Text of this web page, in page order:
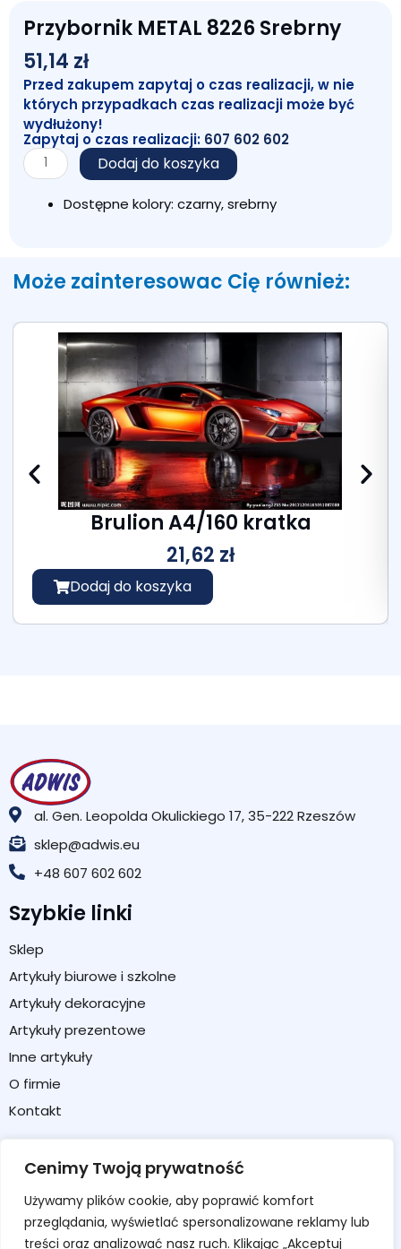
Cenimy Twoją prywatność
Używamy plików cookie, aby poprawić komfort
przeglądania, wyświetlać spersonalizowane reklamy lub
treści oraz analizować nasz ruch. Klikając „Akceptuj
Przybornik METAL 8226 Srebrny
51,14 zł
Przed zakupem zapytaj o czas realizacji, w nie
których przypadkach czas realizacji może być
wydłużony!
Zapytaj o czas realizacji: 607 602 602
ilość
Przybornik
Dodaj do koszyka
Dostępne kolory: czarny, srebrny
Może zainteresowac Cię również:
Brulion A4/160 kratka
21,62 zł
Dodaj do koszyka
al. Gen. Leopolda Okulickiego 17, 35-222 Rzeszów
sklep@adwis.eu
+48 607 602 602
Szybkie linki
Sklep
Artykuły biurowe i szkolne
Artykuły dekoracyjne
Artykuły prezentowe
Inne artykuły
O firmie
Kontakt
Koszyk
Formularz zwrotu / reklamacji